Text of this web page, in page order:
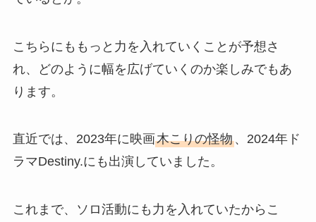
こちらにももっと力を入れていくことが予想さ
れ、どのように幅を広げていくのか楽しみでもあ
ります。
直近では、2023年に映画木こりの怪物、2024年ド
ラマDestiny.にも出演していました。
これまで、ソロ活動にも力を入れていたからこ